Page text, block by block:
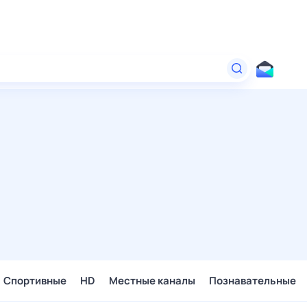
Спортивные HD Местные каналы Познавательные